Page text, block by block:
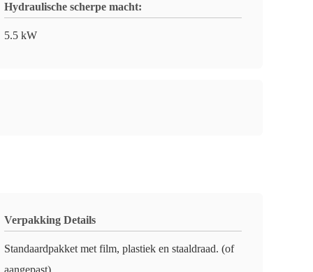
Hydraulische scherpe macht:
5.5 kW
Verpakking Details
Standaardpakket met film, plastiek en staaldraad. (of
aangepast)